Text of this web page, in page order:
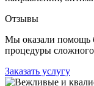
Отзывы
Мы оказали помощь
процедуры сложного
Заказать услугу